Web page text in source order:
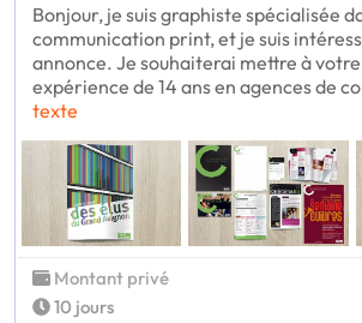
Bonjour, je suis graphiste spécialisée
communication print, et je suis
annonce. Je souhaiterai mettre à
expérience de 14 ans en agences de
texte
Montant privé
10 jours